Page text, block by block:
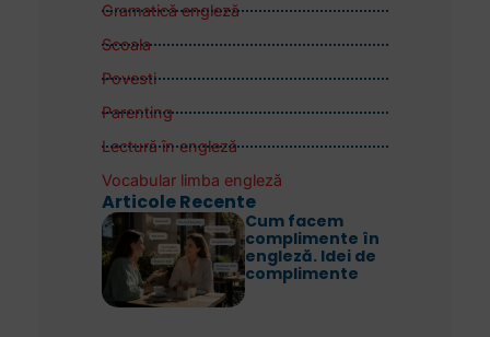
Gramatică engleză
Scoala
Povesti
Parenting
Lectură în engleză
Vocabular limba engleză
Articole Recente
Cum facem
complimente în
engleză. Idei de
complimente